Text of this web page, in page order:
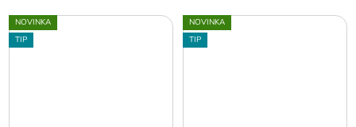
NOVINKA
TIP
NOVINKA
TIP